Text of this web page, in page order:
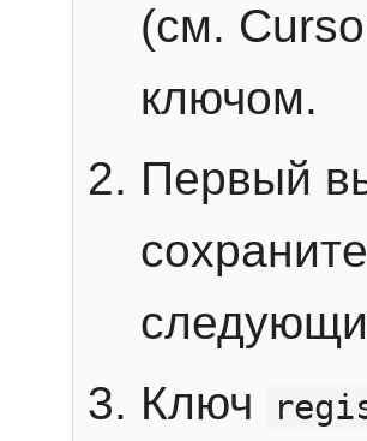
(см.
ключом.
Первый
сохраните
Ключ